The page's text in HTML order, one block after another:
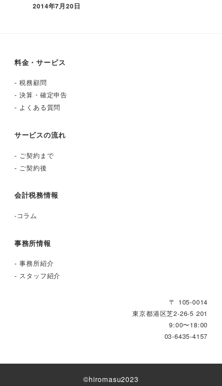
2014年7月20日
料金・サービス
-税務顧問
-決算・確定申告
- よくある質問
サービスの流れ
- ご契約まで
- ご契約後
会計税務情報
-コラム
事務所情報
-事務所紹介
- スタッフ紹介
〒 105-0014
東京都港区芝2‐26‐5 201
9:00〜18:00
03-6435-4157
©︎hiromasu2023